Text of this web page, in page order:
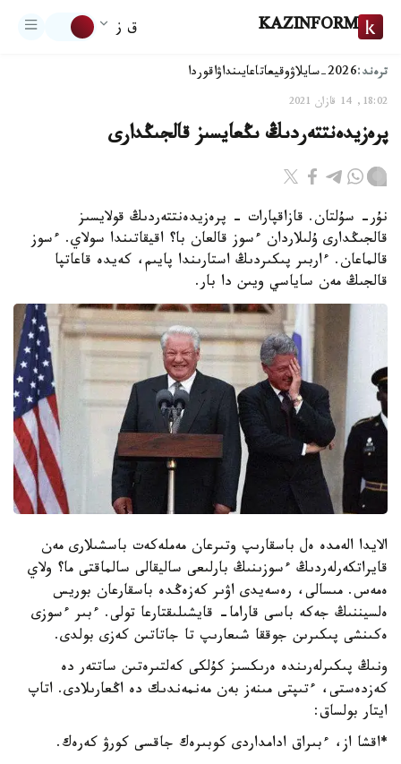
KAZINFORM ق ز
ترەند:2026-سايلاۋ وقيعاتاعايىنداۋاقوردا
18:02, 14 قازان 2021
پرەزيدەنتتەردىڭ ىڭعايسىز قالجىڭدارى
نۇر- سۇلتان. قازاقپارات - پرەزيدەنتتەردىڭ قولايسىز
قالجىڭدارى ۇلىلاردان ءسوز قالعان با؟ اقيقاتىندا سولاي. ءسوز
قالماعان. ءاربىر پىكىردىڭ استارىندا پايىم، كەيدە قاعاتپا
قالجىڭ مەن ساياسي ويىن دا بار.
الايدا الەمدە ەل باسقارىپ وتىرعان مەملەكەت باسشىلارى مەن
قايراتكەرلەردىڭ ءسوزىنىڭ بارلىعى ساليقالى سالماقتى ما؟ ولاي
ەمەس. مىسالى، رەسەيدى اۋىر كەزەڭدە باسقارعان بوريس
ەلسيننىڭ جەكە باسى قاراما- قايشىلىقتارعا تولى. ءبىر ءسوزى
ەكىنشى پىكىرىن جوققا شىعارىپ تا جاتاتىن كەزى بولدى.
ونىڭ پىكىرلەرىندە ەرىكسىز كۇلكى كەلتىرەتىن ساتتەر دە
كەزدەستى، ءتىپتى مىنەز بەن مەنمەندىك دە اڭعارىلادى. اتاپ
ايتار بولساق:
*اقشا از، ءبىراق ادامداردى كوبىرەك جاقسى كورۋ كەرەك.